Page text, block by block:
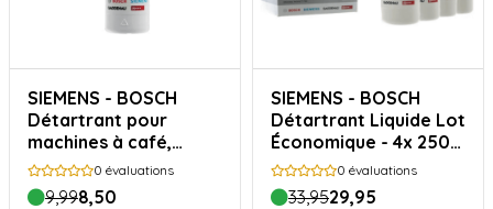
SIEMENS - BOSCH
Détartrant pour
machines à café,
bouilloires et fours à
vapeur – 250ml
0 évaluations
9,998,50
SIEMENS - BOSCH
Détartrant Liquide Lot
Économique - 4x 250
ml
0 évaluations
33,9529,95